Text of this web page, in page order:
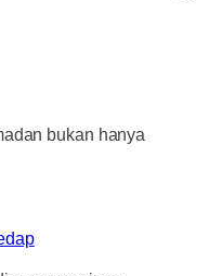
bukan hanya